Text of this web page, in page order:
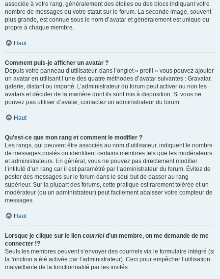
associée à votre rang, généralement des étoiles ou des blocs indiquant votre
nombre de messages ou votre statut sur le forum. La seconde image, souvent
plus grande, est connue sous le nom d’avatar et généralement est unique ou
propre à chaque membre.
Haut
Comment puis-je afficher un avatar ?
Depuis votre panneau d’utilisateur, dans l’onglet « profil » vous pouvez ajouter
un avatar en utilisant l’une des quatre méthodes d’avatar suivantes : Gravatar,
galerie, distant ou importé. L’administrateur du forum peut activer ou non les
avatars et décider de la manière dont ils sont mis à disposition. Si vous ne
pouvez pas utiliser d’avatar, contactez un administrateur du forum.
Haut
Qu’est-ce que mon rang et comment le modifier ?
Les rangs, qui peuvent être associés au nom d’utilisateur, indiquent le nombre
de messages postés ou identifient certains membres tels que les modérateurs
et administrateurs. En général, vous ne pouvez pas directement modifier
l’intitulé d’un rang car il est paramétré par l’administrateur du forum. Évitez de
poster des messages sur le forum dans le seul but de passer au rang
supérieur. Sur la plupart des forums, cette pratique est rarement tolérée et un
modérateur (ou un administrateur) peut facilement abaisser votre compteur de
messages.
Haut
Lorsque je clique sur le lien courrield’un membre, on me demande de me
connecter !?
Seuls les membres peuvent s’envoyer des courriels via le formulaire intégré (si
la fonction a été activée par l’administrateur). Ceci pour empêcher l’utilisation
malveillante de la fonctionnalité par les invités.